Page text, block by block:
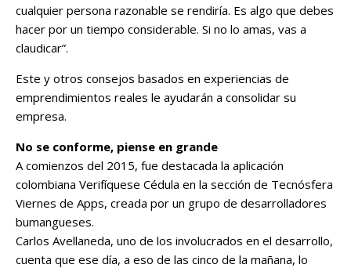
cualquier persona razonable se rendiría. Es algo que debes
hacer por un tiempo considerable. Si no lo amas, vas a
claudicar”.
Este y otros consejos basados en experiencias de
emprendimientos reales le ayudarán a consolidar su
empresa.
No se conforme, piense en grande
A comienzos del 2015, fue destacada la aplicación
colombiana Verifíquese Cédula en la sección de Tecnósfera
Viernes de Apps, creada por un grupo de desarrolladores
bumangueses.
Carlos Avellaneda, uno de los involucrados en el desarrollo,
cuenta que ese día, a eso de las cinco de la mañana, lo